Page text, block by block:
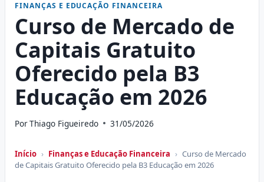
FINANÇAS E EDUCAÇÃO FINANCEIRA
Curso de Mercado de
Capitais Gratuito
Oferecido pela B3
Educação em 2026
PorThiago Figueiredo 31/05/2026
Início › Finanças e Educação Financeira › Curso de Mercado
de Capitais Gratuito Oferecido pela B3 Educação em 2026